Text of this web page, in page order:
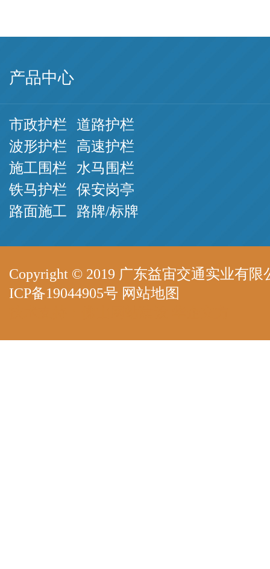
产品中心
市政护栏
波形护栏
施工围栏
铁马护栏
路面施工
道路护栏
高速护栏
水马围栏
保安岗亭
路牌/标牌
Copyright © 2019 广东益宙交通实业有
ICP备19044905号 网站地图